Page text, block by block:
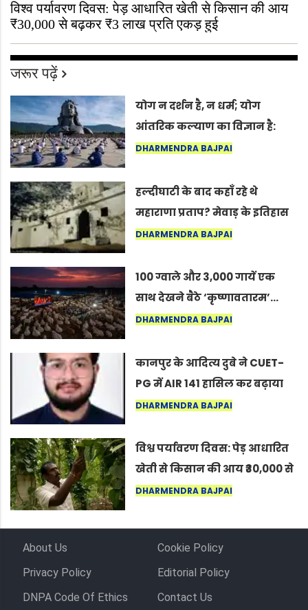
विश्व पर्यावरण दिवस: पेड़ आधारित खेती से किसान की आय
₹30,000 से बढ़कर ₹3 लाख प्रति एकड़ हुई
जरूर पढ़ें
योग न दर्शन है, न धर्म; योग
आंतरिक कल्याण का विज्ञान है:
अंतरराष्ट्रीय योग दिवस 2026 पर
DHARMENDRA BAJPAI
हल्दीघाटी के बाद कहाँ रहे थे
महाराणा प्रताप? मेवाड़ के इतिहास
का वह अनकहा अध्याय जो आज भी
DHARMENDRA BAJPAI
100 ग्वाले और 3,000 गायें एक
साथ देखने बैठे ‘कृष्णावतारम’…
नागपुर में दिखा ऐसा नज़ारा कि
कर सकते हैं”
DHARMENDRA BAJPAI
कानपुर के आदित्य दुबे ने CUET-
PG में AIR 141 हासिल कर बढ़ाया
शहर का मान
DHARMENDRA BAJPAI
विश्व पर्यावरण दिवस: पेड़ आधारित
खेती से किसान की आय ₹30,000 से
बढ़कर ₹3 लाख प्रति एकड़ हुई
DHARMENDRA BAJPAI
About Us
Cookie Policy
Privacy Policy
Editorial Policy
DNPA Code Of Ethics
Contact Us